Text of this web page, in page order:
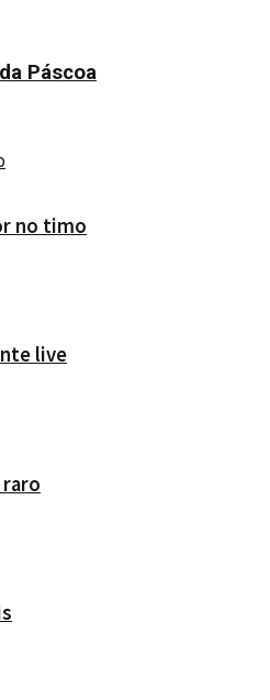
Páscoa
no timo
live